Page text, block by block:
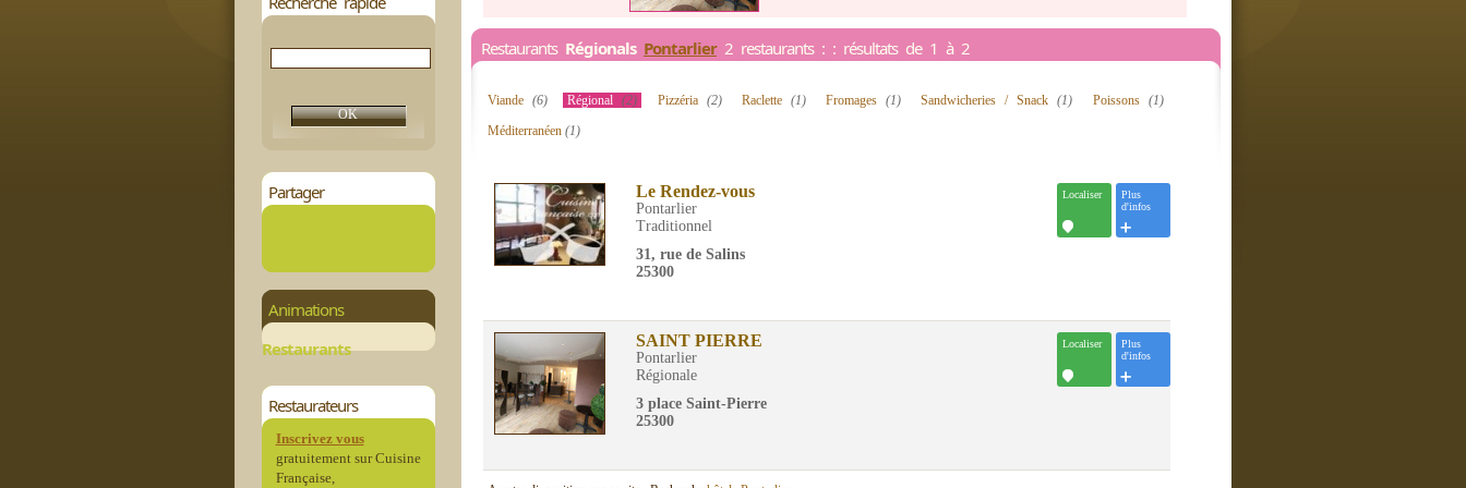
Partager
Animations
Restaurants
Restaurateurs
Inscrivez vous
gratuitement sur Cuisine
Française,
Restaurants Régionals Pontarlier2 restaurants : : résultats de 1 à 2
Viande (6) Régional(2) Pizzéria (2) Raclette (1) Fromages(1) Sandwicheries / Snack(1) Poissons (1)
Méditerranéen (1)
Le Rendez-vous
Pontarlier
Traditionnel
31, rue de Salins
25300
Plus
d'infos
Localiser
SAINT PIERRE
Pontarlier
Régionale
3 place Saint-Pierre
25300
Plus
d'infos
Localiser